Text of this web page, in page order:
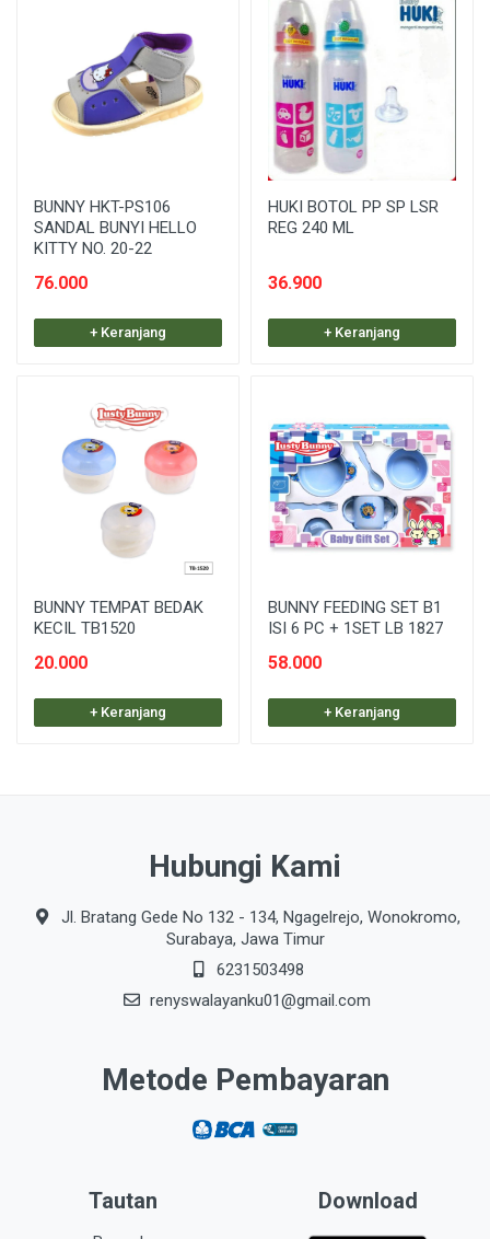
BUNNY HKT-PS106
SANDAL BUNYI HELLO
KITTY NO. 20-22
76.000
+ Keranjang
HUKI BOTOL PP SP LSR
REG 240 ML
36.900
+ Keranjang
BUNNY TEMPAT BEDAK
KECIL TB1520
20.000
+ Keranjang
BUNNY FEEDING SET B1
ISI 6 PC + 1SET LB 1827
58.000
+ Keranjang
Hubungi Kami
Jl. Bratang Gede No 132 - 134, Ngagelrejo, Wonokromo,
Surabaya, Jawa Timur
6231503498
renyswalayanku01@gmail.com
Metode Pembayaran
Tautan Download